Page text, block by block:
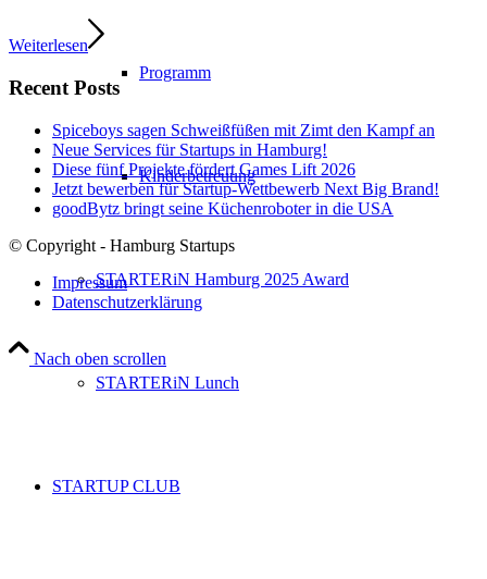
Programm
Kinderbetreuung
STARTERiN Hamburg 2025 Award
STARTERiN Lunch
STARTUP CLUB
Weiterlesen
Recent Posts
Spiceboys sagen Schweißfüßen mit Zimt den Kampf an
Neue Services für Startups in Hamburg!
Diese fünf Projekte fördert Games Lift 2026
Jetzt bewerben für Startup-Wettbewerb Next Big Brand!
goodBytz bringt seine Küchenroboter in die USA
© Copyright - Hamburg Startups
Impressum
Datenschutzerklärung
Nach oben scrollen